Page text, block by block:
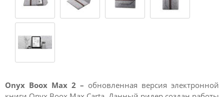
Onyx Boox Max 2 – обновленная версия электронной